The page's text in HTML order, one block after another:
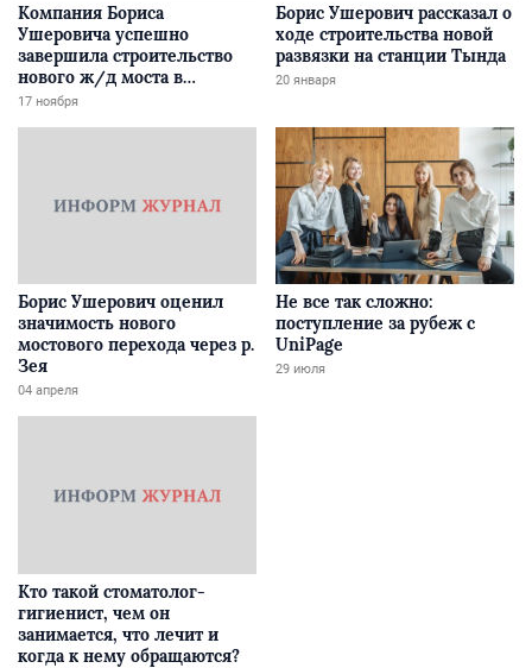
Компания Бориса
Ушеровича успешно
завершила строительство
нового ж/д моста в
Забайкалье
17 ноября
Борис Ушерович рассказал о
ходе строительства новой
развязки на станции Тында
20 января
Борис Ушерович оценил
значимость нового
мостового перехода через р.
Зея
04 апреля
Не все так сложно:
поступление за рубеж с
UniPage
29 июля
Кто такой стоматолог-
гигиенист, чем он
занимается, что лечит и
когда к нему обращаются?